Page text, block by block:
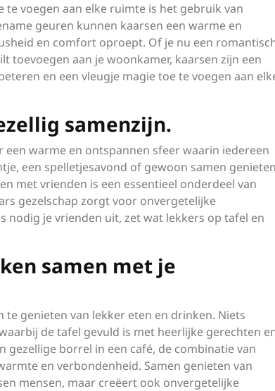
voegen aan elke ruimte is het gebruik van
geuren kunnen kaarsen een warme en
en comfort oproept. Of je nu een
aan je woonkamer, kaarsen zijn een
en een vleugje magie toe te voegen aan
samenzijn.
warme en ontspannen sfeer waarin iedereen
een spelletjesavond of gewoon samen genieten
met vrienden is een essentieel onderdeel van
gezelschap zorgt voor onvergetelijke
nodig je vrienden uit, zet wat lekkers op tafel en
samen met je
genieten van lekker eten en drinken. Niets
de tafel gevuld is met heerlijke gerechten
borrel in een café, de combinatie van
en verbondenheid. Samen genieten van
mensen, maar creëert ook onvergetelijke